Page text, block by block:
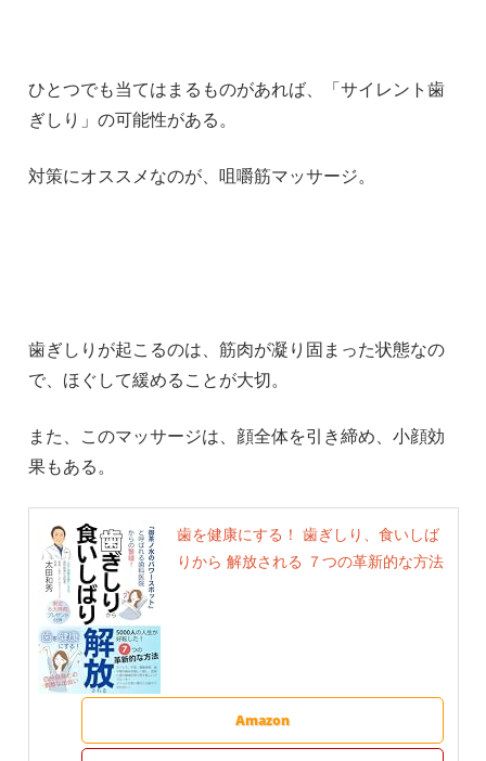
ひとつでも当てはまるものがあれば、「サイレント歯
ぎしり」の可能性がある。
対策にオススメなのが、咀嚼筋マッサージ。
歯ぎしりが起こるのは、筋肉が凝り固まった状態なの
で、ほぐして緩めることが大切。
また、このマッサージは、顔全体を引き締め、小顔効
果もある。
歯を健康にする！ 歯ぎしり、食いしば
りから 解放される ７つの革新的な方法
Amazon